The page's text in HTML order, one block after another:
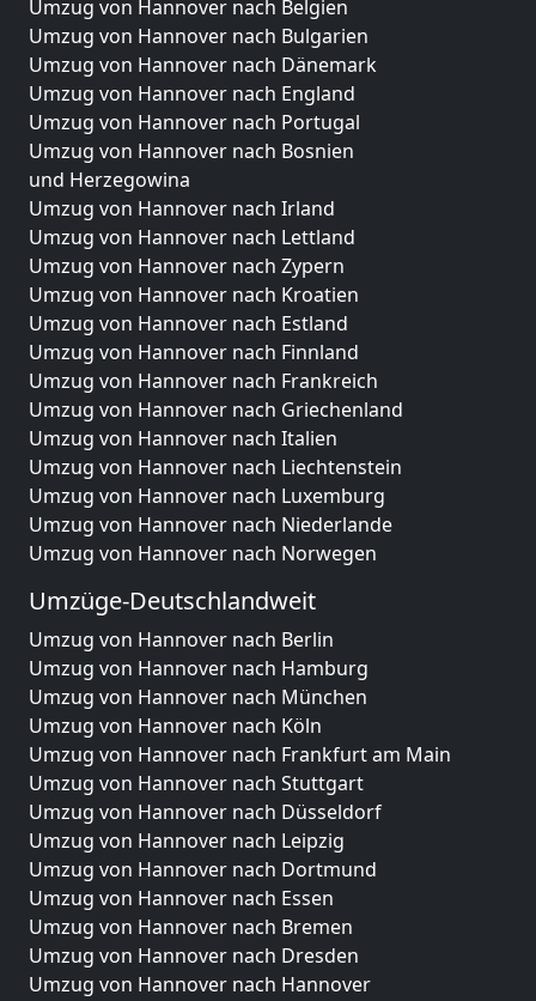
Umzug von Hannover nach Belgien
Umzug von Hannover nach Bulgarien
Umzug von Hannover nach Dänemark
Umzug von Hannover nach England
Umzug von Hannover nach Portugal
Umzug von Hannover nach Bosnien
und Herzegowina
Umzug von Hannover nach Irland
Umzug von Hannover nach Lettland
Umzug von Hannover nach Zypern
Umzug von Hannover nach Kroatien
Umzug von Hannover nach Estland
Umzug von Hannover nach Finnland
Umzug von Hannover nach Frankreich
Umzug von Hannover nach Griechenland
Umzug von Hannover nach Italien
Umzug von Hannover nach Liechtenstein
Umzug von Hannover nach Luxemburg
Umzug von Hannover nach Niederlande
Umzug von Hannover nach Norwegen
Umzüge-Deutschlandweit
Umzug von Hannover nach Berlin
Umzug von Hannover nach Hamburg
Umzug von Hannover nach München
Umzug von Hannover nach Köln
Umzug von Hannover nach Frankfurt am Main
Umzug von Hannover nach Stuttgart
Umzug von Hannover nach Düsseldorf
Umzug von Hannover nach Leipzig
Umzug von Hannover nach Dortmund
Umzug von Hannover nach Essen
Umzug von Hannover nach Bremen
Umzug von Hannover nach Dresden
Umzug von Hannover nach Hannover